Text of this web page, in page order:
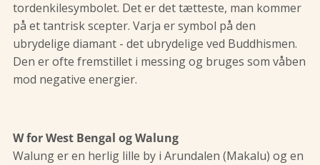
tordenkilesymbolet. Det er det tætteste, man kommer
på et tantrisk scepter. Varja er symbol på den
ubrydelige diamant - det ubrydelige ved Buddhismen.
Den er ofte fremstillet i messing og bruges som våben
mod negative energier.
W for West Bengal og Walung
Walung er en herlig lille by i Arundalen (Makalu) og en